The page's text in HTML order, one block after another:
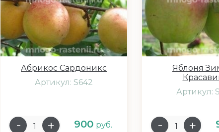
Абрикос Сардоникс
Артикул: S642
900 руб.
Яблоня
Артикул: